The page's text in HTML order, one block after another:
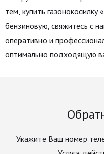
тем, купить
бензиновую, свяжитесь с
оперативно и
оптимально подходящую
Укажите Ваш номер